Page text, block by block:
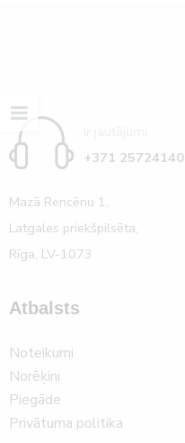
+371 25724140
Mazā Rencēnu 1,
Latgales priekšpilsēta,
Rīga, LV-1073
Atbalsts
Noteikumi
Norēķini
Piegāde
Privātuma politika